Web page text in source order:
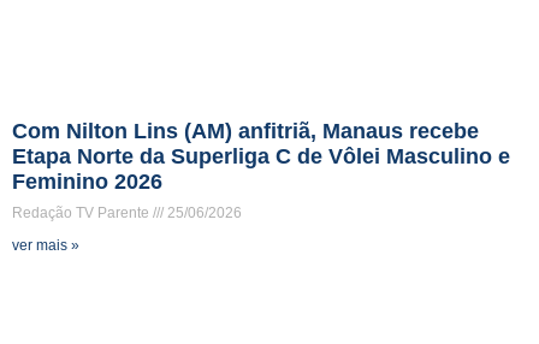
Com Nilton Lins (AM) anfitriã, Manaus recebe
Etapa Norte da Superliga C de Vôlei Masculino e
Feminino 2026
Redação TV Parente
25/06/2026
ver mais »